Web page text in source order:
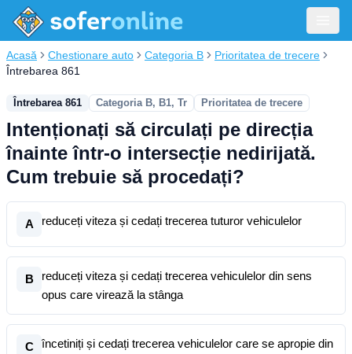
Acasă Chestionare auto Categoria B
Prioritatea de trecere
Întrebarea 861
Întrebarea 861 Categoria B, B1, Tr Prioritatea de trecere
Intenționați să circulați pe direcția
înainte într-o intersecție nedirijată.
Cum trebuie să procedați?
A reduceți viteza și cedați trecerea tuturor vehiculelor
B
reduceți viteza și cedați trecerea vehiculelor din sens
opus care virează la stânga
C
încetiniți și cedați trecerea vehiculelor care se apropie din